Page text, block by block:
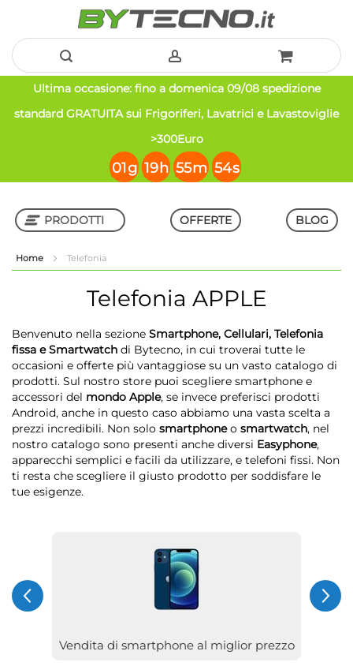
Salta
al
Ultima occasione: fino a domenica 09/08 spedizione
standard GRATUITA sui Frigoriferi, Lavatrici e Lavastoviglie
>300Euro
01g 19h 55m 53s
PRODOTTI OFFERTE BLOG
Home Telefonia
Telefonia APPLE
Benvenuto nella sezione Smartphone, Cellulari, Telefonia
fissa e Smartwatch di Bytecno, in cui troverai tutte le
occasioni e offerte più vantaggiose su un vasto catalogo di
prodotti. Sul nostro store puoi scegliere smartphone e
accessori del mondo Apple, se invece preferisci prodotti
Android, anche in questo caso abbiamo una vasta scelta a
prezzi incredibili. Non solo smartphoneo smartwatch, nel
nostro catalogo sono presenti anche diversi Easyphone,
apparecchi semplici e facili da utilizzare, e telefoni fissi. Non
ti resta che scegliere il giusto prodotto per soddisfare le
tue esigenze.
Vendita di smartphone al miglior prezzo